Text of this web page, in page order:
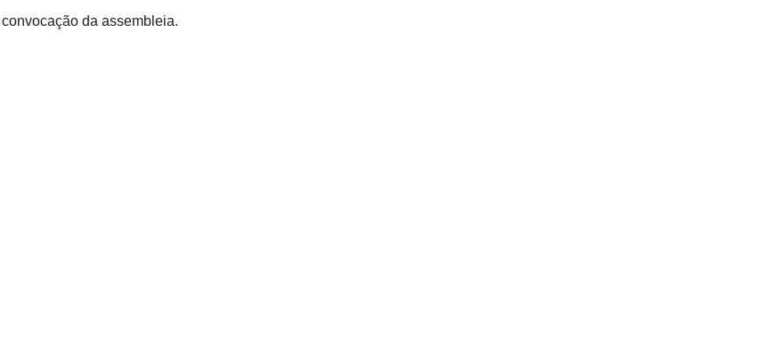
da assembleia.